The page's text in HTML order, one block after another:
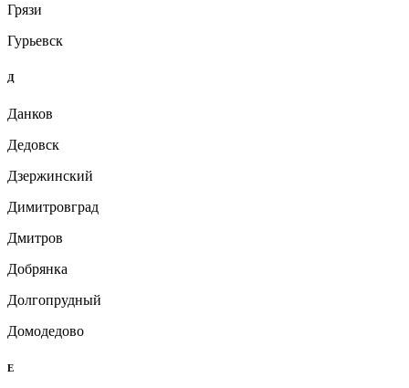
Грязи
Гурьевск
Д
Данков
Дедовск
Дзержинский
Димитровград
Дмитров
Добрянка
Долгопрудный
Домодедово
Е